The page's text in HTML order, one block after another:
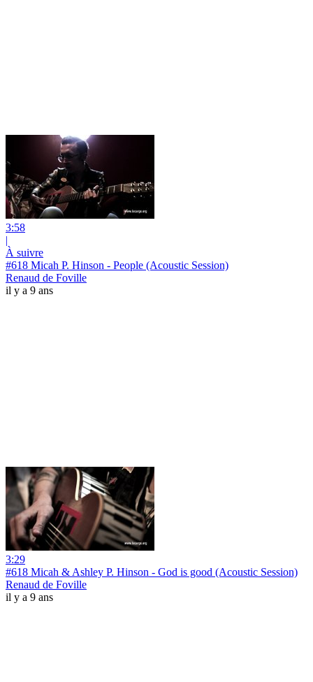
3:58
|
À suivre
#618 Micah P. Hinson - People (Acoustic Session)
Renaud de Foville
il y a 9 ans
3:29
#618 Micah & Ashley P. Hinson - God is good (Acoustic Session)
Renaud de Foville
il y a 9 ans